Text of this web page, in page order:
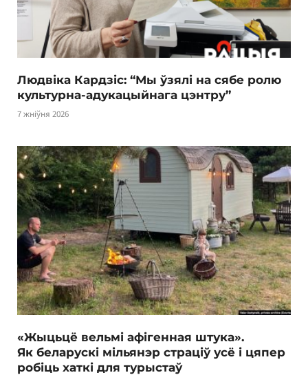
Людвіка Кардзіс: “Мы ўзялі на сябе ролю
культурна-адукацыйнага цэнтру”
7 жніўня 2026
«Жыцьцё вельмі афігенная штука».
Як беларускі мільянэр страціў усё і цяпер
робіць хаткі для турыстаў